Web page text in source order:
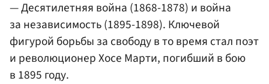
— Десятилетняя война (1868-1878) и война
за независимость (1895-1898). Ключевой
фигурой борьбы за свободу в то время стал поэт
и революционер Хосе Марти, погибший в бою
в 1895 году.